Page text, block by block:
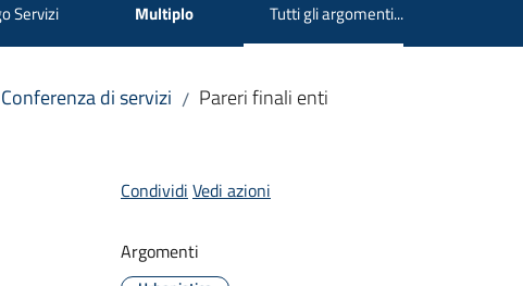
Servizi Multiplo Tutti gli argomenti...
Menu selezionato
Conferenza di servizi / Pareri finali enti
Condividi Vedi azioni
Argomenti